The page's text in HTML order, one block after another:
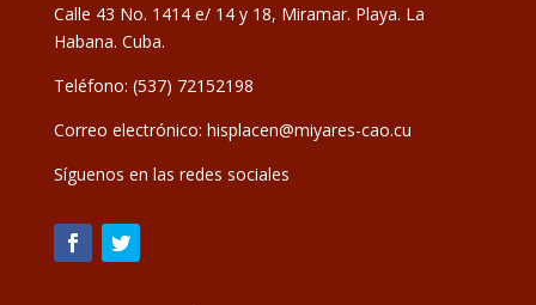
Calle 43 No. 1414 e/ 14 y 18, Miramar. Playa. La
Habana. Cuba.
Teléfono: (537) 72152198
Correo electrónico: hisplacen@miyares-cao.cu
Síguenos en las redes sociales